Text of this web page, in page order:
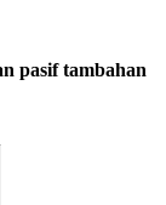
pasif tambahan